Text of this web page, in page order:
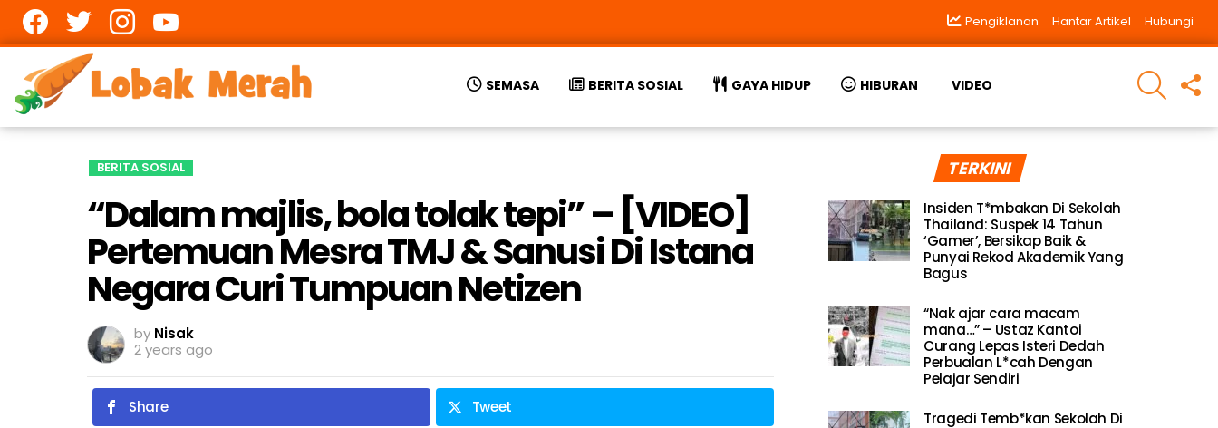
Pengiklanan Hantar Artikel Hubungi
SEMASA BERITA SOSIAL GAYA HIDUP HIBURAN VIDEO
SEARCH
BERITA SOSIAL
“Dalam majlis, bola tolak tepi” – [VIDEO]
Pertemuan Mesra TMJ & Sanusi Di Istana
Negara Curi Tumpuan Netizen
by Nisak
2 years ago
Share Tweet
TERKINI
Insiden T*mbakan Di Sekolah
Thailand: Suspek 14 Tahun
‘Gamer’, Bersikap Baik &
Punyai Rekod Akademik Yang
Bagus
“Nak ajar cara macam
mana…” – Ustaz Kantoi
Curang Lepas Isteri Dedah
Perbualan L*cah Dengan
Pelajar Sendiri
Tragedi Temb*kan Sekolah Di